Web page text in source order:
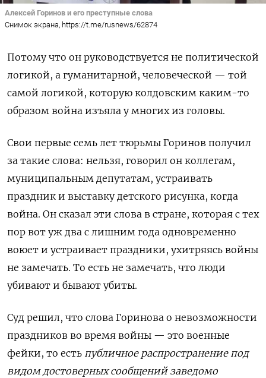
Алексей Горинов и его преступные слова
Снимок экрана, https://t.me/rusnews/62874
Потому что он руководствуется не политической
логикой, а гуманитарной, человеческой — той
самой логикой, которую колдовским каким-то
образом война изъяла у многих из головы.
Свои первые семь лет тюрьмы Горинов получил
за такие слова: нельзя, говорил он коллегам,
муниципальным депутатам, устраивать
праздник и выставку детского рисунка, когда
война. Он сказал эти слова в стране, которая с тех
пор вот уж два с лишним года одновременно
воюет и устраивает праздники, ухитряясь войны
не замечать. То есть не замечать, что люди
убивают и бывают убиты.
Суд решил, что слова Горинова о невозможности
праздников во время войны — это военные
фейки, то есть публичное распространение под
видом достоверных сообщений заведомо